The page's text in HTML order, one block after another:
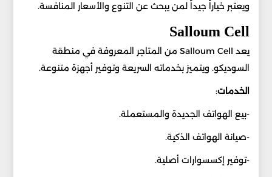
ويعتبر خياراً جيداً لمن يبحث عن التنوع والأسعار المنافسة.
Salloum Cell
يعد Salloum Cell من المتاجر المعروفة في منطقة
السوديكو. ويتميز بخدماته السريعة وتوفير أجهزة متنوعة.
الخدمات:
-بيع الهواتف الجديدة والمستعملة.
-صيانة الهواتف الذكية.
-توفير إكسسوارات أصلية.